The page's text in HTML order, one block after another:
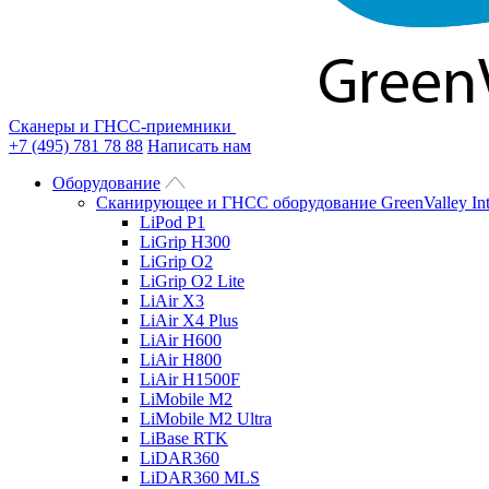
Сканеры и ГНСС-приемники
+7 (495) 781 78 88 Написать нам
Оборудование
Сканирующее и ГНСС оборудование GreenValley
LiPod P1
LiGrip H300
LiGrip O2
LiGrip O2 Lite
LiAir X3
LiAir X4 Plus
LiAir H600
LiAir H800
LiAir H1500F
LiMobile M2
LiMobile M2 Ultra
LiBase RTK
LiDAR360
LiDAR360 MLS